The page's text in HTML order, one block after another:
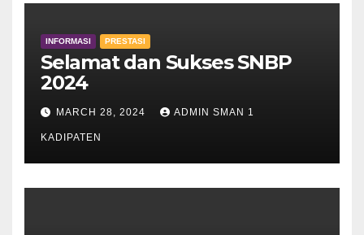
INFORMASI PRESTASI
Selamat dan Sukses SNBP
2024
MARCH 28, 2024 ADMIN SMAN 1
KADIPATEN